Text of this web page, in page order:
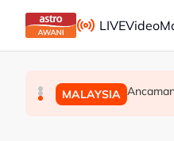
Skip to main content
LIVEVideo
MALAYSIA Jerebu:
MALAYSIA
MALAYSIA